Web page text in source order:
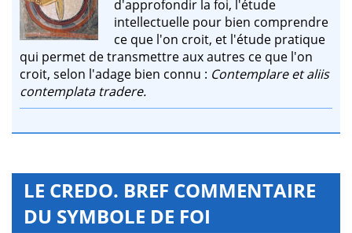
d'approfondir la foi, l'étude
intellectuelle pour bien comprendre
ce que l'on croit, et l'étude pratique
qui permet de transmettre aux autres ce que l'on
croit, selon l'adage bien connu : Contemplare et aliis
contemplata tradere.
LE CREDO. BREF COMMENTAIRE
DU SYMBOLE DE FOI